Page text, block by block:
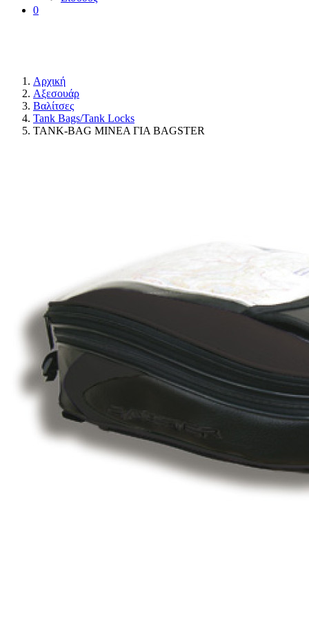
0
Αρχική
Αξεσουάρ
Βαλίτσες
Tank Bags/Tank Locks
TANK-BAG MINEA ΓΙΑ BAGSTER